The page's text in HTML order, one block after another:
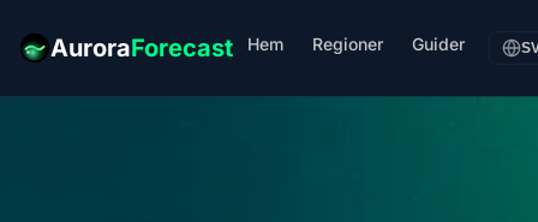
AuroraForecast Hem Regioner Guider